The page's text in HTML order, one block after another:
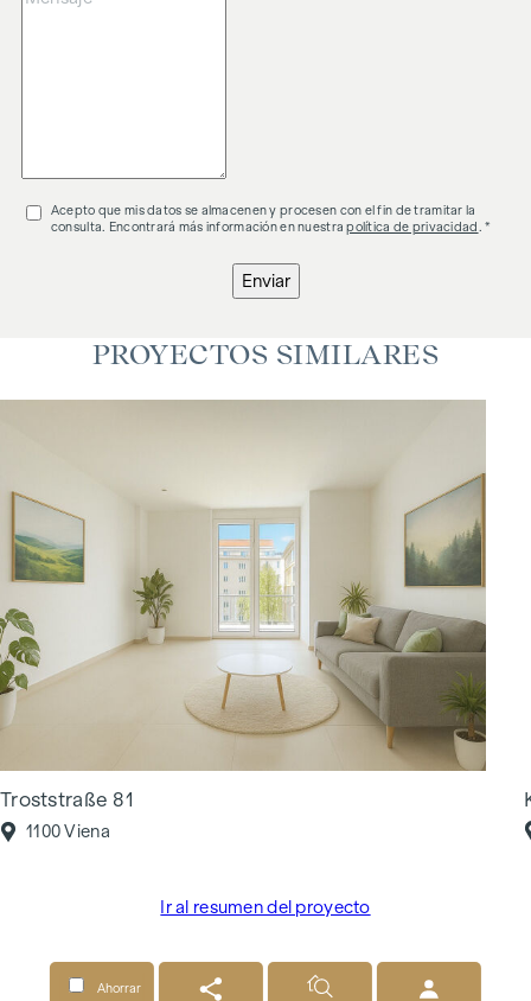
Acepto que mis datos se almacenen y procesen con el fin de tramitar la
consulta. Encontrará más información en nuestrapolítica de privacidad . *
Enviar
PROYECTOS SIMILARES
Troststraße 81
1100 Viena
Ir al resumen del proyecto
Ahorrar